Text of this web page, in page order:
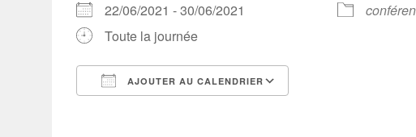
22/06/2021 - 30/06/2021
Toute la journée
AJOUTER AU CALENDRIER